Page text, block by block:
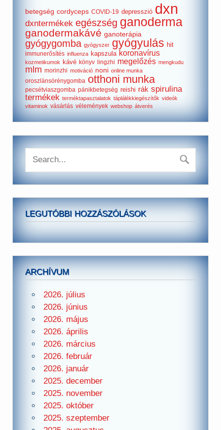
betegség cordyceps COVID-19 depresszió dxn
dxntermékek egészség ganoderma
ganodermakávé ganoterápia
gyógygomba gyógyszer gyógyulás hit
immunerősítés influenza kapszula koronavírus
kozmetikumok kávé könyv lingzhi megelőzés mengkudu
mlm morinzhi motiváció noni online munka
oroszlánsörénygomba otthoni munka
pecsétviaszgomba pánikbetegség reishi rák spirulina
termékek terméktapasztalatok táplálékkiegészítők videók
vitaminok vásárlás vélemények webshop átverés
LEGUTÓBBI HOZZÁSZÓLÁSOK
ARCHÍVUM
2026. július
2026. június
2026. május
2026. április
2026. március
2026. február
2026. január
2025. december
2025. november
2025. október
2025. szeptember